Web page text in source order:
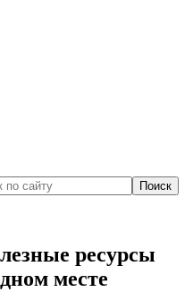
ресурсы
месте